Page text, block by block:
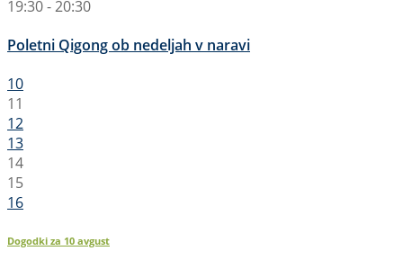
19:30 - 20:30
Poletni Qigong ob nedeljah v naravi
10
11
12
13
14
15
16
Dogodki za 10 avgust